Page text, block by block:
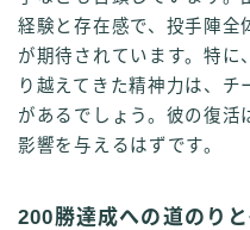
経験と存在感で、投手陣全
が期待されています。特に
り越えてきた精神力は、
があるでしょう。彼の復活
影響を与えるはずです。
200勝達成への道のり